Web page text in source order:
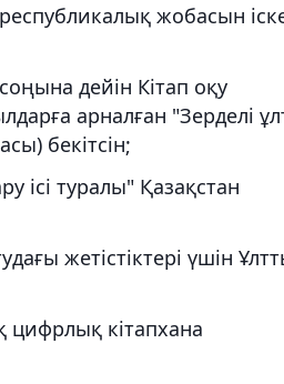
жобасын
дейін Кітап оқу
арналған "Зерделі
бекітсін;
ісі туралы" Қазақстан
жетістіктері үшін
цифрлық кітапхана